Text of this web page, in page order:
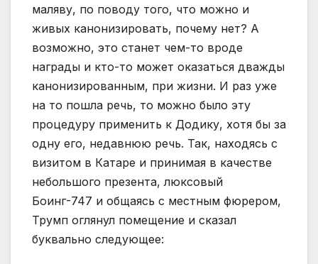
маляву, по поводу того, что можно и
живых канонизировать, почему нет? А
возможно, это станет чем-то вроде
награды и кто-то может оказаться дважды
канонизированным, при жизни. И раз уже
на то пошла речь, то можно было эту
процедуру применить к Додику, хотя бы за
одну его, недавнюю речь. Так, находясь с
визитом в Катаре и принимая в качестве
небольшого презента, люксовый
Боинг-747 и общаясь с местным фюрером,
Трумп оглянул помещение и сказал
буквально следующее: